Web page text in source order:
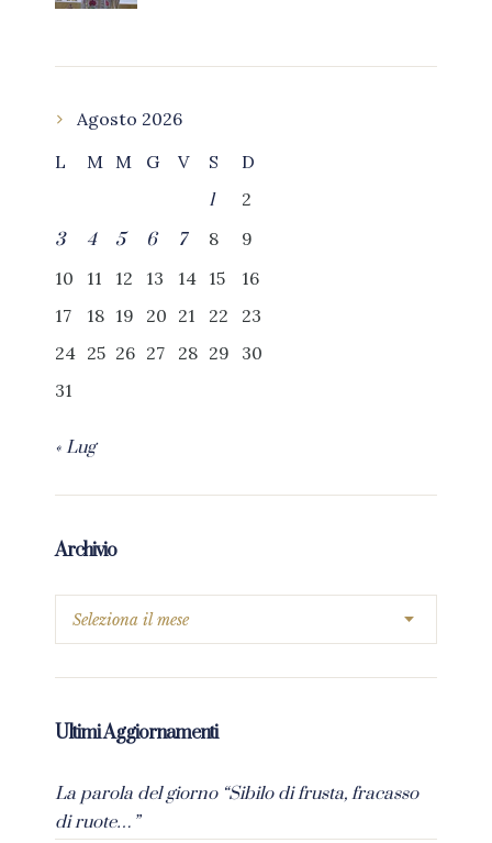
Agosto 2026
L
M M G V S
D
1
2
3
4 5 6 7 8
9
10
11 12 13 14 15
16
17
18 19 20 21 22
23
24 25 26 27 28 29
30
31
« Lug
Archivio
Ultimi Aggiornamenti
La parola del giorno “Sibilo di frusta, fracasso
di ruote…”